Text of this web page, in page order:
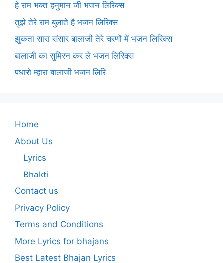
हे राम भक्त हनुमान जी भजन लिरिक्स
तुझे तेरे राम बुलाते है भजन लिरिक्स
झुकता सारा संसार बालाजी तेरे चरणों में भजन लिरिक्स
बालाजी का सुमिरन कर ले भजन लिरिक्स
पधारो म्हारा बालाजी भजन लिरि
Home
About Us
Lyrics
Bhakti
Contact us
Privacy Policy
Terms and Conditions
More Lyrics for bhajans
Best Latest Bhajan Lyrics